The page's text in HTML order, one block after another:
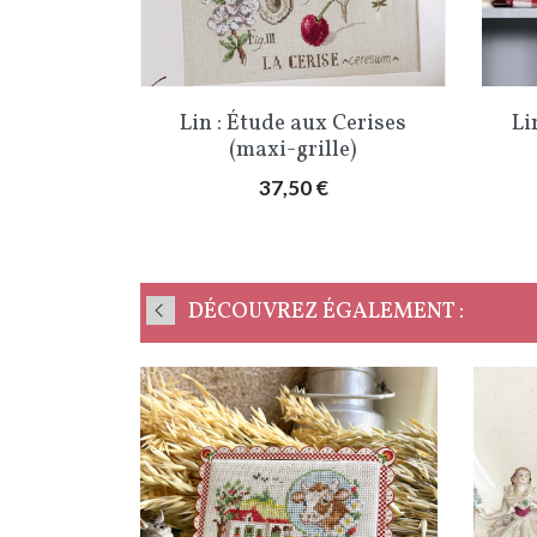
 Aperçu rapide
Lin : Étude aux Cerises
(maxi-grille)
Prix
37,50 €
DÉCOUVREZ ÉGALEMENT :